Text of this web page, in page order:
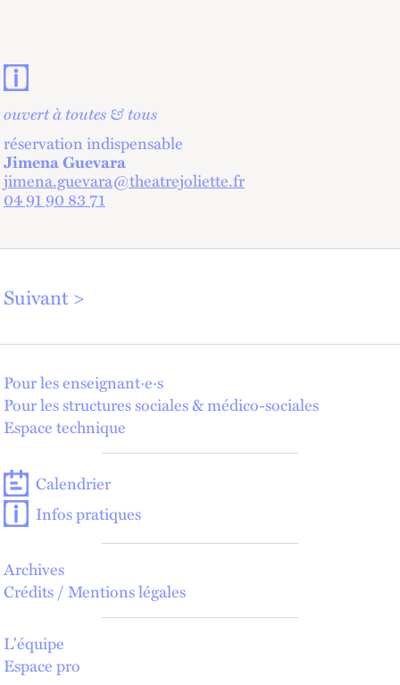
Contacts et informations pratiques
ouvert à toutes & tous
réservation indispensable
Jimena Guevara
jimena.guevara@theatrejoliette.fr
04 91 90 83 71
Suivant
Pour les enseignant·e·s
Pour les structures sociales & médico-sociales
Espace technique
Calendrier
Infos pratiques
Archives
Crédits / Mentions légales
L'équipe
Espace pro